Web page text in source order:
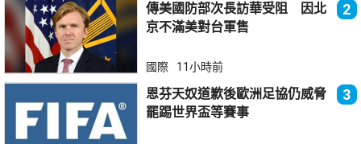
傳美國防部次長訪華受阻 因北
京不滿美對台軍售
2
國際 11小時前
恩芬天奴道歉後歐洲足協仍威脅
罷踢世界盃等賽事
3